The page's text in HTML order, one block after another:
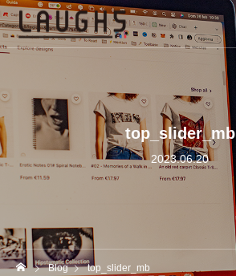
top_slider_mb
2023.06.20
Blog top_slider_mb